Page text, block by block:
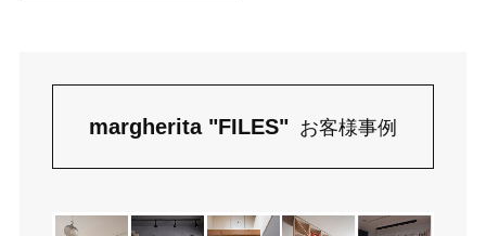
margherita "FILES" お客様事例